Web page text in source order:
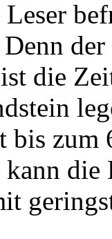
Leser
die
zum